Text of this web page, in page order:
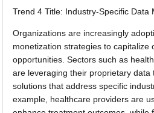
Trend 4 Title: Industry-Specific Data
Organizations are increasingly
monetization strategies to capitalize
opportunities. Sectors such as
are leveraging their proprietary data
solutions that address specific
example, healthcare providers are